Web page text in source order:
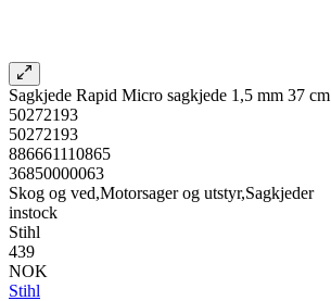
Sagkjede Rapid Micro sagkjede 1,5 mm 37 cm
50272193
50272193
886661110865
36850000063
Skog og ved,Motorsager og utstyr,Sagkjeder
instock
Stihl
439
NOK
Stihl